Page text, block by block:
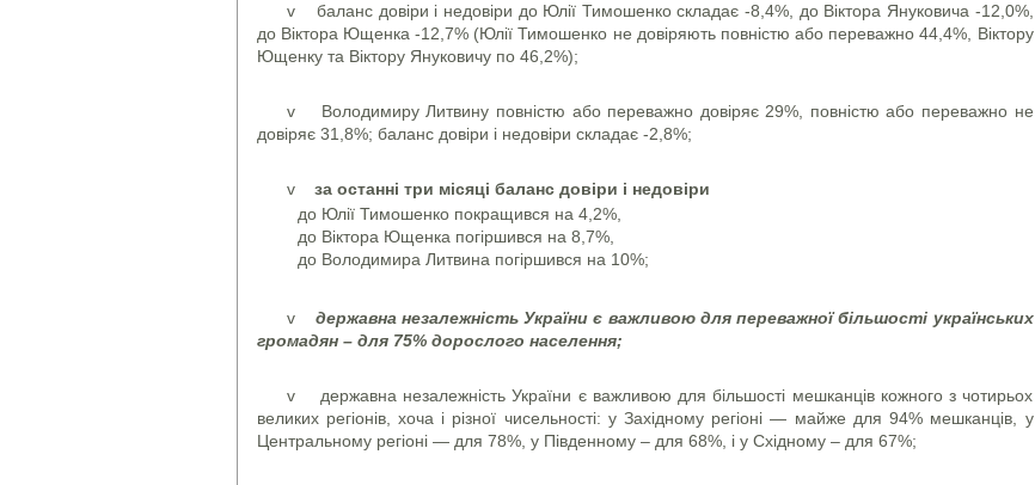
v баланс довіри і недовіри до Юлії Тимошенко складає -8,4%, до Віктора Януковича -12,0%,
до Віктора Ющенка -12,7% (Юлії Тимошенко не довіряють повністю або переважно 44,4%, Віктору
Ющенку та Віктору Януковичу по 46,2%);
v Володимиру Литвину повністю або переважно довіряє 29%, повністю або переважно не
довіряє 31,8%; баланс довіри і недовіри складає -2,8%;
v за останні три місяці баланс довіри і недовіри
до Юлії Тимошенко покращився на 4,2%,
до Віктора Ющенка погіршився на 8,7%,
до Володимира Литвина погіршився на 10%;
v державна незалежність України є важливою для переважної більшості українських
громадян – для 75% дорослого населення;
v державна незалежність України є важливою для більшості мешканців кожного з чотирьох
великих регіонів, хоча і різної чисельності: у Західному регіоні — майже для 94% мешканців, у
Центральному регіоні — для 78%, у Південному – для 68%, і у Східному – для 67%;